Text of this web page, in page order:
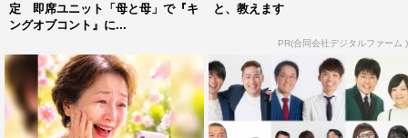
人の所属事務所）に輝きを取り戻してくれ！ 仁ちゃんな
らできる」と片桐の挑戦に期待を寄せた。
片桐の相方は、6月26日（土）放送の『エレ片のケツ
ビ！』内で発表される。
定 即席ユニット「母と母」で『キ
ングオブコント』に...
と、教えます
PR(合同会社デジタルファーム )